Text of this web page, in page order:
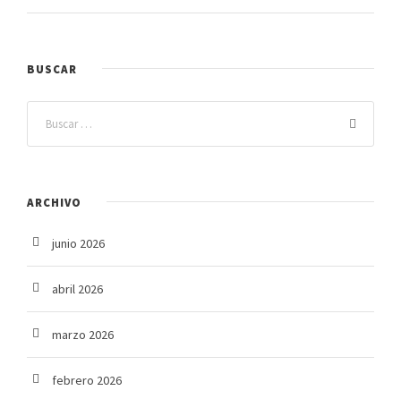
BUSCAR
ARCHIVO
junio 2026
abril 2026
marzo 2026
febrero 2026